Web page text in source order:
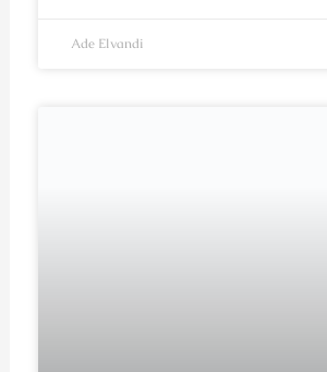
Ade Elvandi